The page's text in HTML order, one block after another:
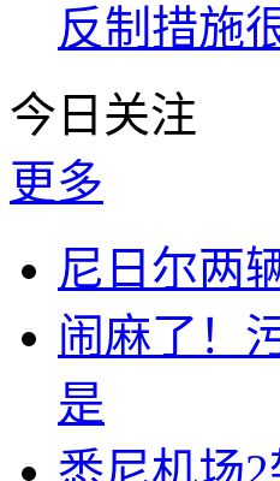
反制措施
今日关注
更多
尼日尔两
闹麻了！
是
悉尼机场